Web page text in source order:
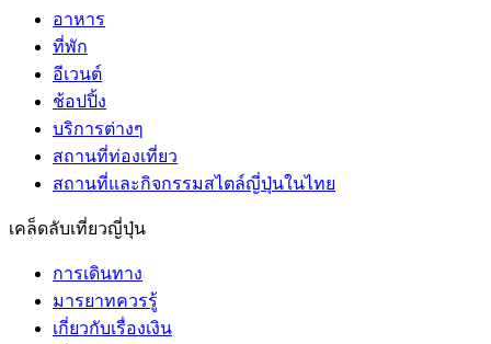
อาหาร
ที่พัก
อีเวนต์
ช้อปปิ้ง
บริการต่างๆ
สถานที่ท่องเที่ยว
สถานที่และกิจกรรมสไตล์ญี่ปุ่นในไทย
เคล็ดลับเที่ยวญี่ปุ่น
การเดินทาง
มารยาทควรรู้
เกี่ยวกับเรื่องเงิน